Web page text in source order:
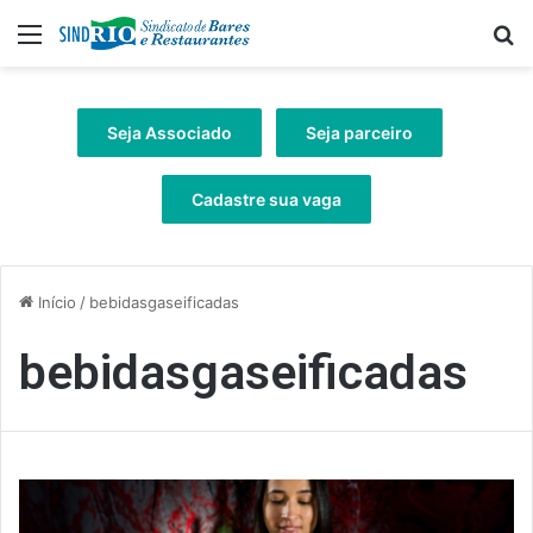
Menu
Seja Associado Seja parceiro
Cadastre sua vaga
Início / bebidasgaseificadas
bebidasgaseificadas